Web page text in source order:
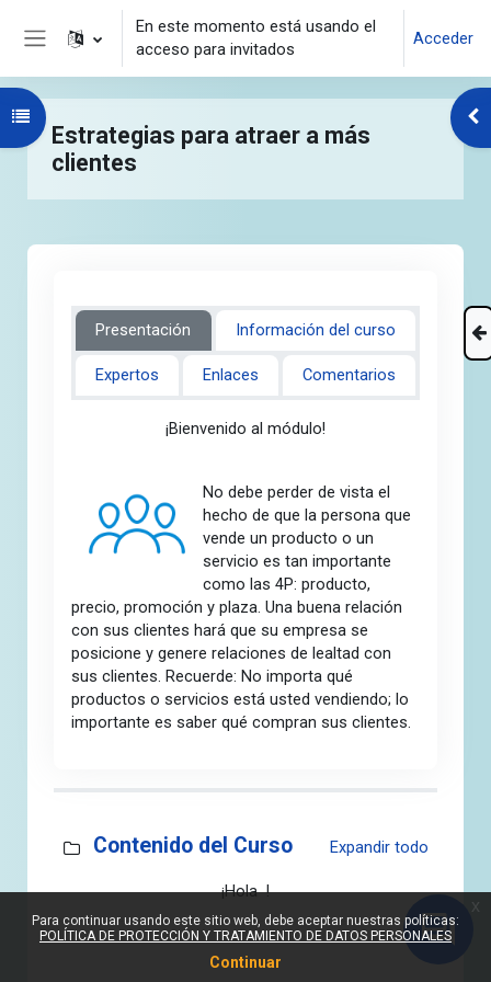
Salta al contenido principal
En este momento está usando el
acceso para invitados
Acceder
Estrategias para atraer a más
clientes
Presentación Información del curso
Expertos Enlaces Comentarios
¡Bienvenido al módulo!
No debe perder de vista el
hecho de que la persona que
vende un producto o un
servicio es tan importante
como las 4P: producto,
precio, promoción y plaza. Una buena relación
con sus clientes hará que su empresa se
posicione y genere relaciones de lealtad con
sus clientes. Recuerde: No importa qué
productos o servicios está usted vendiendo; lo
importante es saber qué compran sus clientes.
Abrir índice del curso
Sección fuera de línea
Contenido del Curso Expandir todo
¡Hola !
Para continuar usando este sitio web, debe aceptar nuestras políticas:
POLÍTICA DE PROTECCIÓN Y TRATAMIENTO DE DATOS PERSONALES
Continuar
x